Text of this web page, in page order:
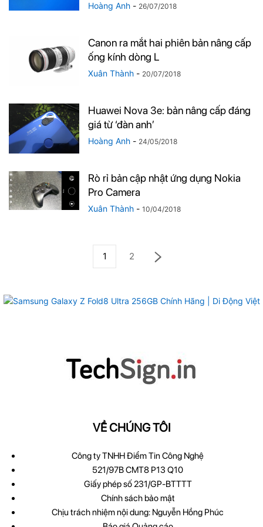
Hoàng Anh - 26/07/2018
Canon ra mắt hai phiên bản nâng cấp
ống kính dòng L
Xuân Thành - 20/07/2018
Huawei Nova 3e: bản nâng cấp đáng
giá từ ‘đàn anh’
Hoàng Anh - 24/05/2018
Rò rỉ bản cập nhật ứng dụng Nokia
Pro Camera
Xuân Thành - 10/04/2018
1 2
VỀ CHÚNG TÔI
Công ty TNHH Điểm Tin Công Nghệ
521/97B CMT8 P13 Q10
Giấy phép số 231/GP-BTTTT
Chính sách bảo mật
Chịu trách nhiệm nội dung: Nguyễn Hồng Phúc